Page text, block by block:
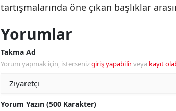
tartışmalarında öne çıkan başlıklar
Yorumlar
Takma Ad
Yorum yapmak için, istersenizgiriş yapabilirveya kayıt
Yorum Yazın (500 Karakter)